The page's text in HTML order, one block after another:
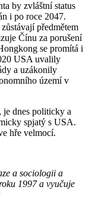
by zvláštní status
i po roce 2047.
předmětem
Čínu za porušení
se promítá i
USA uvalily
a uzákonily
území v
je dnes politicky a
spjatý s USA.
hře velmocí.
a sociologii a
1997 a vyučuje